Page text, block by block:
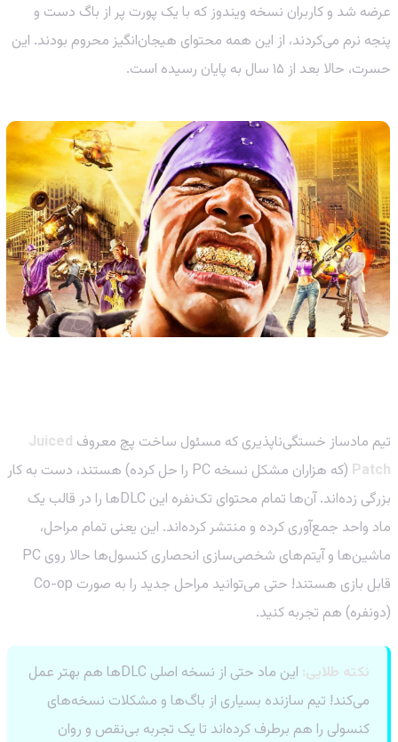
عرضه شد و کاربران نسخه ویندوز که با یک پورت پر از باگ دست و
پنجه نرم می‌کردند، از این همه محتوای هیجان‌انگیز محروم بودند. این
حسرت، حالا بعد از ۱۵ سال به پایان رسیده است.
تیم مادساز خستگی‌ناپذیری که مسئول ساخت پچ معروف Juiced
Patch
(که هزاران مشکل نسخه PC را حل کرده) هستند، دست به کار
بزرگی زده‌اند. آن‌ها تمام محتوای تک‌نفره این DLCها را در قالب یک
ماد واحد جمع‌آوری کرده و منتشر کرده‌اند. این یعنی تمام مراحل،
ماشین‌ها و آیتم‌های شخصی‌سازی انحصاری کنسول‌ها حالا روی PC
قابل بازی هستند! حتی می‌توانید مراحل جدید را به صورت Co-op
(دونفره) هم تجربه کنید.
نکته طلایی:
این ماد حتی از نسخه اصلی DLCها هم بهتر عمل
می‌کند! تیم سازنده بسیاری از باگ‌ها و مشکلات نسخه‌های
کنسولی را هم برطرف کرده‌اند تا یک تجربه بی‌نقص و روان